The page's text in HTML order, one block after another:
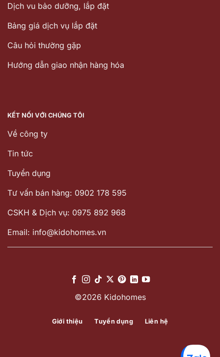
Dịch vu bảo dưỡng, lắp đặt
Bảng giá dịch vụ lắp đặt
Câu hỏi thường gặp
Hướng dẫn giao nhận hàng hóa
KẾT NỐI VỚI CHÚNG TÔI
Về công ty
Tin tức
Tuyển dụng
Tư vấn bán hàng: 0902 178 595
CSKH & Dịch vụ: 0975 892 968
Email: info@kidohomes.vn
©2026 Kidohomes
Giới thiệu Tuyển dụng Liên hệ